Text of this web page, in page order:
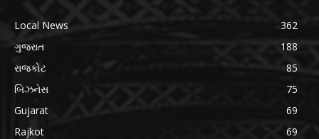
Local News
362
ગુજરાત
188
રાજકોટ
85
બિઝનેસ
75
Gujarat
69
Rajkot
69